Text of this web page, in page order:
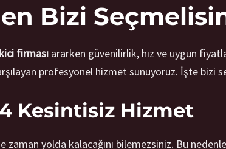
Bizi
firması ararken güvenilirlik, hız ve uygun
profesyonel hizmet sunuyoruz. İşte bizi
Kesintisiz Hizmet
zaman yolda kalacağını bilemezsiniz. Bu nedenle